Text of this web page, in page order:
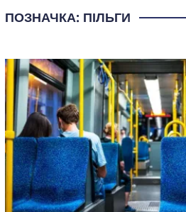
ПОЗНАЧКА: ПІЛЬГИ